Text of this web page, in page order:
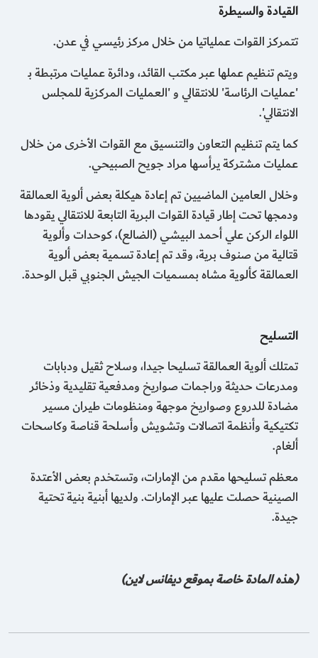
القيادة والسيطرة
تتمركز القوات عملياتيا من خلال مركز رئيسي في عدن.
ويتم تنظيم عملها عبر مكتب القائد، ودائرة عمليات مرتبطة بـ
'عمليات الرئاسة' للانتقالي و 'العمليات المركزية للمجلس
الانتقالي'.
كما يتم تنظيم التعاون والتنسيق مع القوات الأخرى من خلال
عمليات مشتركة يرأسها مراد جويح الصبيحي.
وخلال العامين الماضيين تم إعادة هيكلة بعض ألوية العمالقة
ودمجها تحت إطار قيادة القوات البرية التابعة للانتقالي يقودها
اللواء الركن علي أحمد البيشي (الضالع)، كوحدات وألوية
قتالية من صنوف برية، وقد تم إعادة تسمية بعض ألوية
العمالقة كألوية مشاه بمسميات الجيش الجنوبي قبل الوحدة.
التسليح
تمتلك ألوية العمالقة تسليحا جيدا، وسلاح ثقيل ودبابات
ومدرعات حديثة وراجمات صواريخ ومدفعية تقليدية وذخائر
مضادة للدروع وصواريخ موجهة ومنظومات طيران مسير
تكتيكية وأنظمة اتصالات وتشويش وأسلحة قناصة وكاسحات
ألغام.
معظم تسليحها مقدم من الإمارات، وتستخدم بعض الأعتدة
الصينية حصلت عليها عبر الإمارات. ولديها أبنية بنية تحتية
جيدة.
(هذه المادة خاصة بموقع ديفانس لاين)